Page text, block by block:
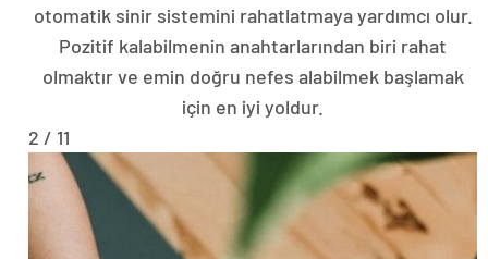
otomatik sinir sistemini rahatlatmaya yardımcı olur.
Pozitif kalabilmenin anahtarlarından biri rahat
olmaktır ve emin doğru nefes alabilmek başlamak
için en iyi yoldur.
2 / 11